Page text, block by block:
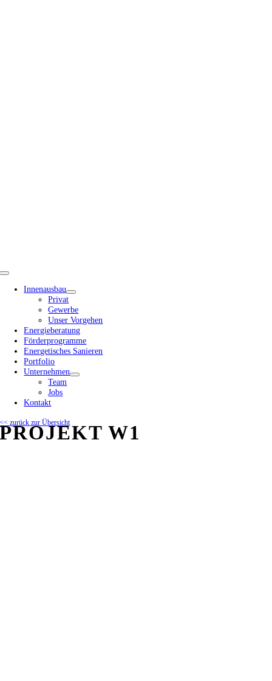
Toggle
NavigationInnenausbau
Privat
Gewerbe
Unser Vorgehen
Energieberatung
Förderprogramme
Energetisches Sanieren
Portfolio
Unternehmen
Team
Jobs
Kontakt
<< zurück zur Übersicht
PROJEKT W1